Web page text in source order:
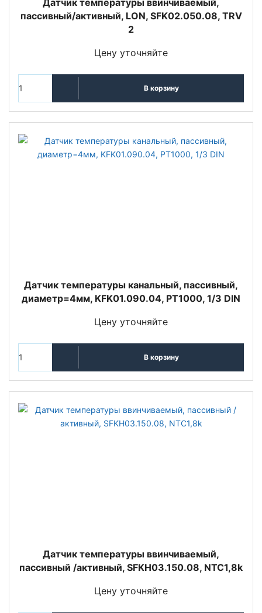
пассивный/активный, LON, SFK02.050.08, TRV
2
Цену уточняйте
В корзину
Датчик температуры канальный, пассивный,
диаметр=4мм, KFK01.090.04, PT1000, 1/3 DIN
Цену уточняйте
В корзину
Датчик температуры ввинчиваемый,
пассивный /активный, SFKH03.150.08, NTC1,8k
Цену уточняйте